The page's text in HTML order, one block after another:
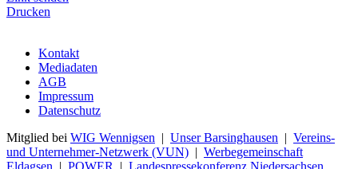
Drucken
Kontakt
Mediadaten
AGB
Impressum
Datenschutz
Mitglied bei WIG Wennigsen | Unser Barsinghausen | Vereins-
und Unternehmer-Netzwerk (VUN) | Werbegemeinschaft
Eldagsen | POWER | Landespressekonferenz Niedersachsen